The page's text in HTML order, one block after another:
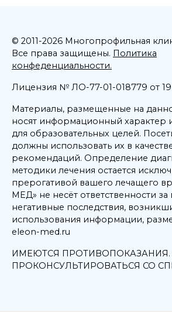
© 2011-2026 Многопрофильная
Все права защищены. Политика
конфеденциальности.
Лицензия № ЛО-77-01-018779 от 19
Материалы, размещенные на
носят информационный характер
для образовательных целей.
должны использовать их в
рекомендаций. Определение
методики лечения остается
прерогативой вашего лечащего
МЕД» не несёт ответственности
негативные последствия,
использования информации,
eleon-med.ru
ИМЕЮТСЯ
ПРОКОНСУЛЬТИРОВАТЬСЯ СО